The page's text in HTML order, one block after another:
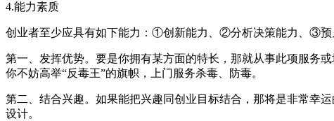
4.能力素质
创业者至少应具有如下能力：①创新能力、②分析决策能力、③
第一、发挥优势。要是你拥有某方面的特长，那就从事此项服务
你不妨高举“反毒王”的旗帜，上门服务杀毒、防毒。
第二、结合兴趣。如果能把兴趣同创业目标结合，那将是非常幸
设计。